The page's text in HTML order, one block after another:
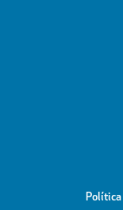
Política